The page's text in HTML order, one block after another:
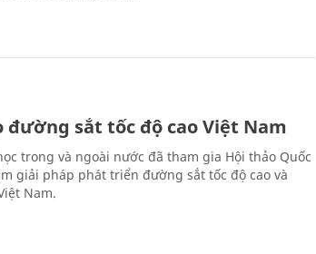
đường sắt tốc độ cao Việt Nam
trong và ngoài nước đã tham gia Hội thảo Quốc
giải pháp phát triển đường sắt tốc độ cao và
Nam.